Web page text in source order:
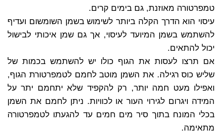
טמפרטורה מאוזנת, גם בימים קרים.
עיסוי הוא הדרך הקלה ביותר לשימוש בשמן השומשום ועדיף
להשתמש בשמן המיועד לעיסוי, אך גם שמן איכותי לבישול
יכול להתאים.
אם תרצו לעסות את הגוף כולו יש להשתמש בכמות של
שליש כוס רגילה. את השמן מוטב לחמם לטמפרטורת הגוף,
ואפילו מעט חמה יותר, רק להקפיד שלא יתחמם יתר על
המידה ויגרום לגירוי העור או לכוויות. ניתן לחמם את השמן
בכלי המונח בתוך סיר מים חמים עד להגעתו לטמפרטורה
מתאימה.